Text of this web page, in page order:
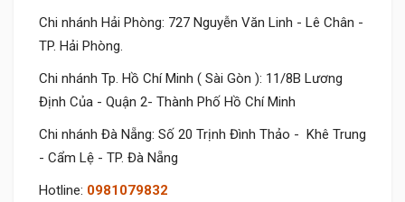
Chi nhánh Hải Phòng: 727 Nguyễn Văn Linh - Lê Chân -
TP. Hải Phòng.
Chi nhánh Tp. Hồ Chí Minh ( Sài Gòn ): 11/8B Lương
Định Của - Quận 2- Thành Phố Hồ Chí Minh
Chi nhánh Đà Nẵng: Số 20 Trịnh Đình Thảo - Khê Trung
- Cẩm Lệ - TP. Đà Nẵng
Hotline: 0981079832